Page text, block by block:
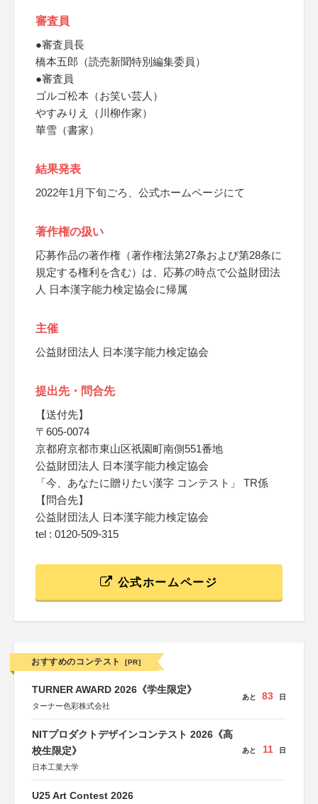
審査員
●審査員長
橋本五郎（読売新聞特別編集委員）
●審査員
ゴルゴ松本（お笑い芸人）
やすみりえ（川柳作家）
華雪（書家）
結果発表
2022年1月下旬ごろ、公式ホームページにて
著作権の扱い
応募作品の著作権（著作権法第27条および第28条に
規定する権利を含む）は、応募の時点で公益財団法
人 日本漢字能力検定協会に帰属
主催
公益財団法人 日本漢字能力検定協会
提出先・問合先
【送付先】
〒605-0074
京都府京都市東山区祇園町南側551番地
公益財団法人 日本漢字能力検定協会
「今、あなたに贈りたい漢字 コンテスト」 TR係
【問合先】
公益財団法人 日本漢字能力検定協会
tel : 0120-509-315
公式ホームページ
おすすめのコンテスト [PR]
TURNER AWARD 2026《学生限定》
ターナー色彩株式会社
あと 83 日
NITプロダクトデザインコンテスト 2026《高
校生限定》
日本工業大学
あと 11 日
U25 Art Contest 2026